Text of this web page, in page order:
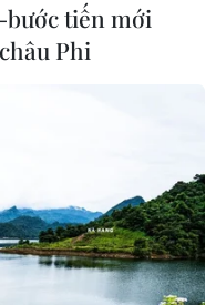
tiến mới
Phi